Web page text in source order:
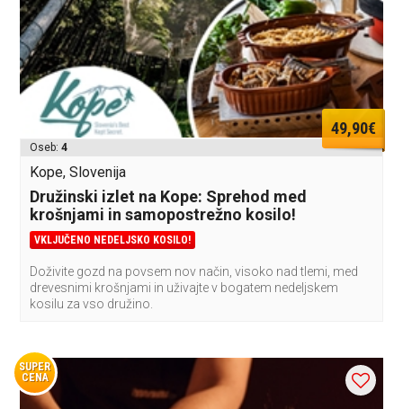
49,90€
Oseb:4
Kope, Slovenija
Družinski izlet na Kope: Sprehod med
krošnjami in samopostrežno kosilo!
VKLJUČENO NEDELJSKO KOSILO!
Doživite gozd na povsem nov način, visoko nad tlemi, med
drevesnimi krošnjami in uživajte v bogatem nedeljskem
kosilu za vso družino.
SUPER
CENA